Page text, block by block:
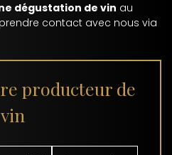
dégustation de vin au
contact avec nous via
producteur de
vin